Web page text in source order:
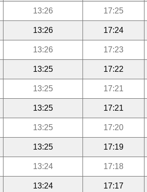
13:26 17:25
13:26 17:24
13:26 17:23
13:25 17:22
13:25 17:21
13:25 17:21
13:25 17:20
13:25 17:19
13:24 17:18
13:24 17:17